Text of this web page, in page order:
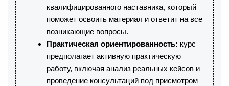
квалифицированного наставника, который
поможет освоить материал и ответит на все
возникающие вопросы.
Практическая ориентированность: курс
предполагает активную практическую
работу, включая анализ реальных кейсов и
проведение консультаций под присмотром